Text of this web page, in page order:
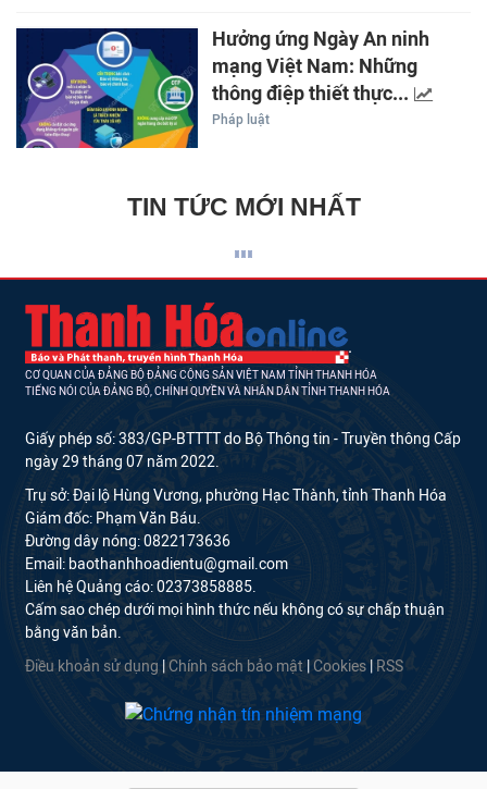
Hưởng ứng Ngày An ninh
mạng Việt Nam: Những
thông điệp thiết thực...
Pháp luật
TIN TỨC MỚI NHẤT
CƠ QUAN CỦA ĐẢNG BỘ ĐẢNG CỘNG SẢN VIỆT NAM TỈNH THANH HÓA
TIẾNG NÓI CỦA ĐẢNG BỘ, CHÍNH QUYỀN VÀ NHÂN DÂN TỈNH THANH HÓA
Giấy phép số: 383/GP-BTTTT do Bộ Thông tin - Truyền thông Cấp
ngày 29 tháng 07 năm 2022.
Trụ sở: Đại lộ Hùng Vương, phường Hạc Thành, tỉnh Thanh Hóa
Giám đốc: Phạm Văn Báu.
Đường dây nóng: 0822173636
Email: baothanhhoadientu@gmail.com
Liên hệ Quảng cáo: 02373858885.
Cấm sao chép dưới mọi hình thức nếu không có sự chấp thuận
bằng văn bản.
Điều khoản sử dụng Chính sách bảo mật Cookies RSS